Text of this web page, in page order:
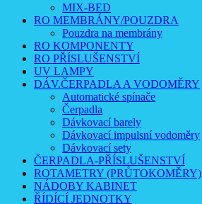
MIX-BED
RO MEMBRÁNY/POUZDRA
Pouzdra na membrány
RO KOMPONENTY
RO PŘÍSLUŠENSTVÍ
UV LAMPY
DÁV.ČERPADLA A VODOMĚRY
Automatické spínače
Čerpadla
Dávkovací barely
Dávkovací impulsní vodoměry
Dávkovací sety
ČERPADLA-PŘÍSLUŠENSTVÍ
ROTAMETRY (PRŮTOKOMĚRY)
NÁDOBY KABINET
ŘÍDÍCÍ JEDNOTKY